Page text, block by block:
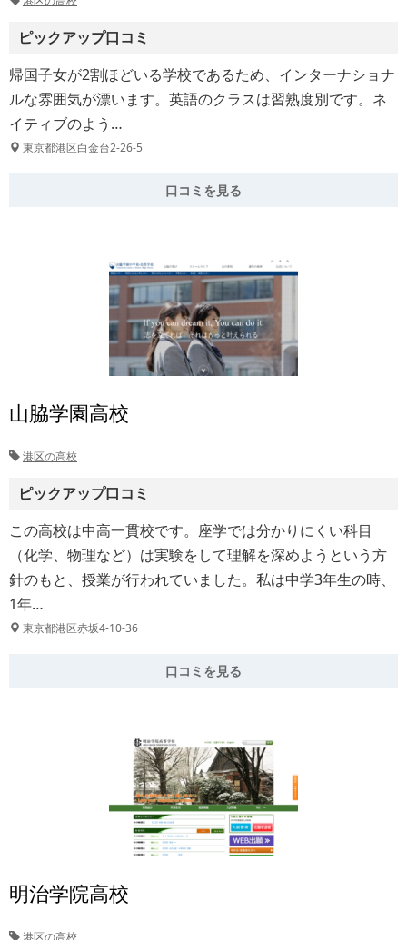
ピックアップ口コミ
帰国子女が2割ほどいる学校であるため、インターナショナ
ルな雰囲気が漂います。英語のクラスは習熟度別です。ネ
イティブのよう…
東京都港区白金台2-26-5
口コミを見る
山脇学園高校
港区の高校
ピックアップ口コミ
この高校は中高一貫校です。座学では分かりにくい科目
（化学、物理など）は実験をして理解を深めようという方
針のもと、授業が行われていました。私は中学3年生の時、
1年…
東京都港区赤坂4-10-36
口コミを見る
明治学院高校
港区の高校